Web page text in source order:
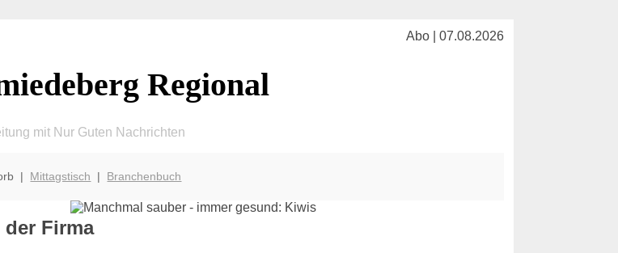
Abo | 07.08.2026
Regional
mit Nur Guten Nachrichten
| Mittagstisch | Branchenbuch
Firma